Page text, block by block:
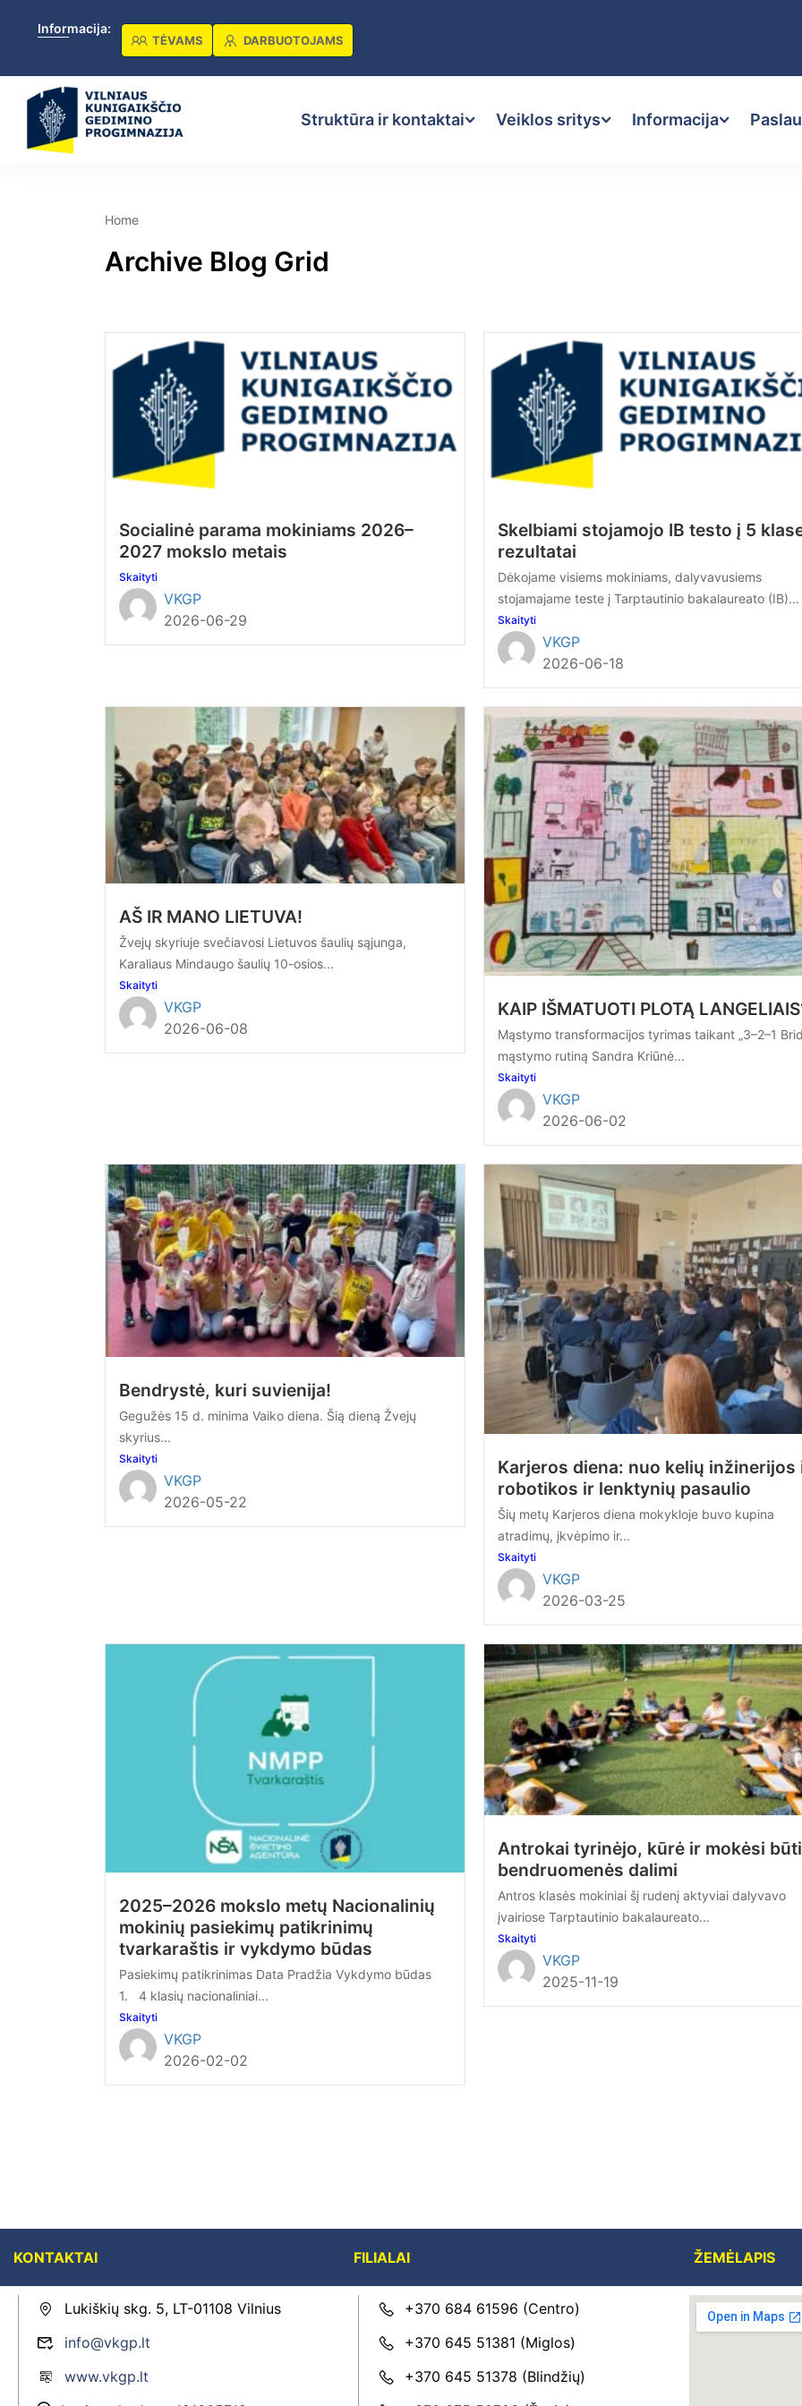
Informacija:
TĖVAMS DARBUOTOJAMS
Struktūra ir kontaktai Veiklos sritys Informacija
Home
Archive Blog Grid
Socialinė parama mokiniams 2026–
2027 mokslo metais
Skaityti
VKGP
2026-06-29
Skelbiami stojamojo IB testo į 5
rezultatai
Dėkojame visiems mokiniams, dalyvavusiems
stojamajame teste į Tarptautinio bakalaureato (IB)...
Skaityti
VKGP
2026-06-18
AŠ IR MANO LIETUVA!
Žvejų skyriuje svečiavosi Lietuvos šaulių sąjunga,
Karaliaus Mindaugo šaulių 10-osios...
Skaityti
VKGP
2026-06-08
KAIP IŠMATUOTI PLOTĄ
Mąstymo transformacijos tyrimas taikant „3–2–1
mąstymo rutiną Sandra Kriūnė...
Skaityti
VKGP
2026-06-02
Bendrystė, kuri suvienija!
Gegužės 15 d. minima Vaiko diena. Šią dieną Žvejų
skyrius...
Skaityti
VKGP
2026-05-22
Karjeros diena: nuo kelių inžinerijos
robotikos ir lenktynių pasaulio
Šių metų Karjeros diena mokykloje buvo kupina
atradimų, įkvėpimo ir...
Skaityti
VKGP
2026-03-25
2025–2026 mokslo metų Nacionalinių
mokinių pasiekimų patikrinimų
tvarkaraštis ir vykdymo būdas
Pasiekimų patikrinimas Data Pradžia Vykdymo būdas
1. 4 klasių nacionaliniai...
Skaityti
VKGP
2026-02-02
Antrokai tyrinėjo, kūrė ir mokėsi būti
bendruomenės dalimi
Antros klasės mokiniai šį rudenį aktyviai dalyvavo
įvairiose Tarptautinio bakalaureato...
Skaityti
VKGP
2025-11-19
KONTAKTAI FILIALAI ŽEMĖLAPIS
Lukiškių skg. 5, LT-01108 Vilnius
info@vkgp.lt
www.vkgp.lt
+370 684 61596 (Centro)
+370 645 51381 (Miglos)
+370 645 51378 (Blindžių)